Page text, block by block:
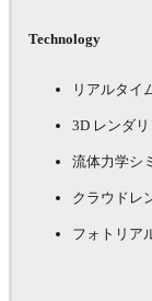
Technology
リアルタイ
3D レンダ
流体力学シ
クラウドレ
フォトリア